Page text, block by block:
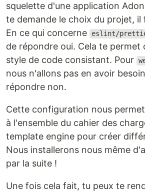
squelette d'une application
te demande le choix du projet, il
En ce qui concerne
eslint/
de répondre oui. Cela te permet
style de code consistant. Pour
nous n'allons pas en avoir
répondre non.
Cette configuration nous
à l'ensemble du cahier des
template engine pour créer
Nous installerons nous même
par la suite !
Une fois cela fait, tu peux te